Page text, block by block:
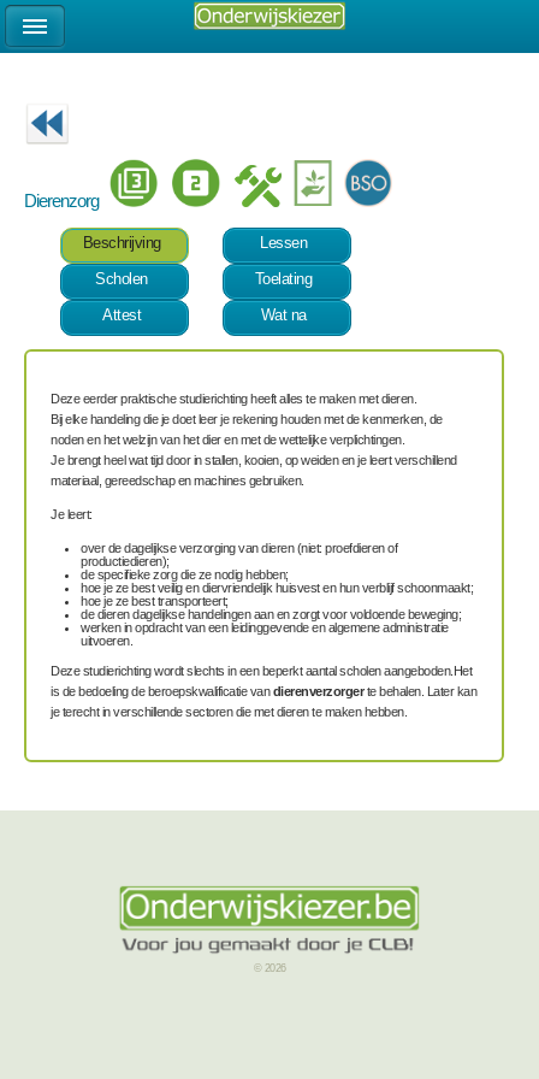
Dierenzorg
Beschrijving
Lessen
Scholen
Toelating
Attest
Wat na
Deze eerder praktische studierichting heeft alles te maken met dieren.
Bij elke handeling die je doet leer je rekening houden met de kenmerken, de
noden en het welzijn van het dier en met de wettelijke verplichtingen.
Je brengt heel wat tijd door in stallen, kooien, op weiden en je leert verschillend
materiaal, gereedschap en machines gebruiken.
Je leert:
over de dagelijkse verzorging van dieren (niet: proefdieren of
productiedieren);
de specifieke zorg die ze nodig hebben;
hoe je ze best veilig en diervriendelijk huisvest en hun verblijf schoonmaakt;
hoe je ze best transporteert;
de dieren dagelijkse handelingen aan en zorgt voor voldoende beweging;
werken in opdracht van een leidinggevende en algemene administratie
uitvoeren.
Deze studierichting wordt slechts in een beperkt aantal scholen aangeboden.Het
is de bedoeling de beroepskwalificatie vandierenverzorgerte behalen. Later kan
je terecht in verschillende sectoren die met dieren te maken hebben.
© 2026